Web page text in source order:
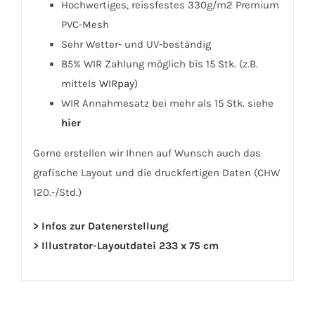
Hochwertiges, reissfestes 330g/m2 Premium
PVC-Mesh
Sehr Wetter- und UV-beständig
85% WIR Zahlung möglich bis 15 Stk. (z.B.
mittels WIRpay)
WIR Annahmesatz bei mehr als 15 Stk. siehe
hier
Gerne erstellen wir Ihnen auf Wunsch auch das
grafische Layout und die druckfertigen Daten (CHW
120.-/Std.)
> Infos zur Datenerstellung
> Illustrator-Layoutdatei 233 x 75 cm